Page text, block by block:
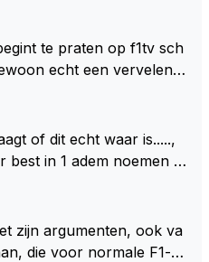
ze allemaal met de oge
nummer 2 of GOATINES
echt een vervelend
of dit echt waar is.....,
best in 1 adem noemen m
Kan mij voorstellen d
te luisteren maar heb jij
of de dappere b
zijn argumenten, ook va
die voor normale F1-fa